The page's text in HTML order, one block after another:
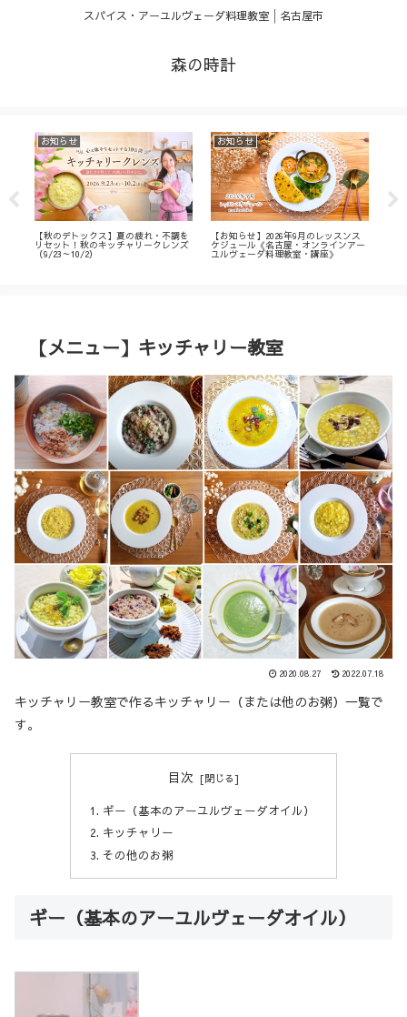
スパイス・アーユルヴェーダ料理教室│名古屋市
森の時計
お知らせ
【秋のデトックス】夏の疲れ・不調を
リセット！秋のキッチャリークレンズ
（9/23～10/2）
お知らせ
【お知らせ】2026年9月のレッスンス
ケジュール《名古屋・オンラインアー
ユルヴェーダ料理教室・講座》
【メニュー】キッチャリー教室
2020.08.27 2022.07.18
キッチャリー教室で作るキッチャリー（または他のお粥）一覧で
す。
目次
ギー（基本のアーユルヴェーダオイル）
キッチャリー
その他のお粥
ギー（基本のアーユルヴェーダオイル）